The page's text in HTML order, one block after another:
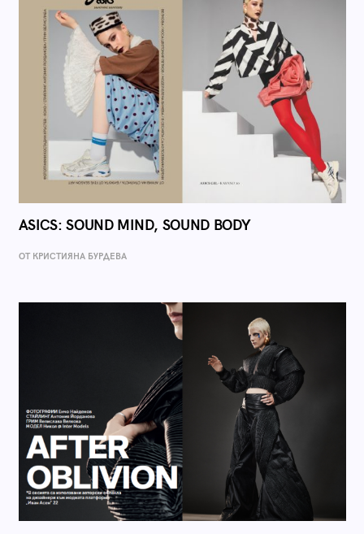
ASICS: SOUND MIND, SOUND BODY
ОТ КРИСТИЯНА БУРДЕВА